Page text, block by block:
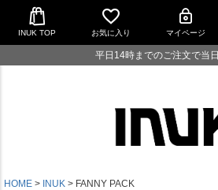
INUK TOP お気に入り マイページ
平日14時までのご注文で当
HOME INUK FANNY PACK